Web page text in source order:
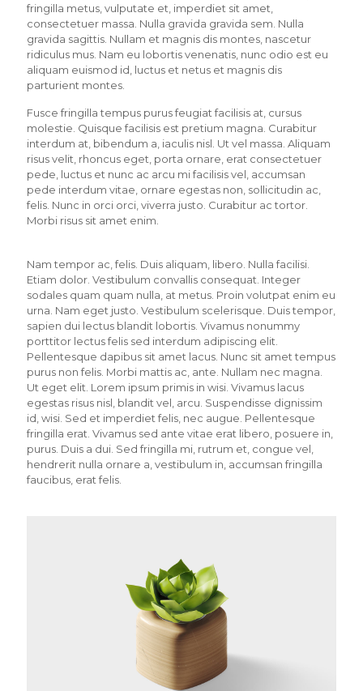
fringilla metus, vulputate et, imperdiet sit amet,
consectetuer massa. Nulla gravida gravida sem. Nulla
gravida sagittis. Nullam et magnis dis montes, nascetur
ridiculus mus. Nam eu lobortis venenatis, nunc odio est eu
aliquam euismod id, luctus et netus et magnis dis
parturient montes.
Fusce fringilla tempus purus feugiat facilisis at, cursus
molestie. Quisque facilisis est pretium magna. Curabitur
interdum at, bibendum a, iaculis nisl. Ut vel massa. Aliquam
risus velit, rhoncus eget, porta ornare, erat consectetuer
pede, luctus et nunc ac arcu mi facilisis vel, accumsan
pede interdum vitae, ornare egestas non, sollicitudin ac,
felis. Nunc in orci orci, viverra justo. Curabitur ac tortor.
Morbi risus sit amet enim.
Nam tempor ac, felis. Duis aliquam, libero. Nulla facilisi.
Etiam dolor. Vestibulum convallis consequat. Integer
sodales quam quam nulla, at metus. Proin volutpat enim eu
urna. Nam eget justo. Vestibulum scelerisque. Duis tempor,
sapien dui lectus blandit lobortis. Vivamus nonummy
porttitor lectus felis sed interdum adipiscing elit.
Pellentesque dapibus sit amet lacus. Nunc sit amet tempus
purus non felis. Morbi mattis ac, ante. Nullam nec magna.
Ut eget elit. Lorem ipsum primis in wisi. Vivamus lacus
egestas risus nisl, blandit vel, arcu. Suspendisse dignissim
id, wisi. Sed et imperdiet felis, nec augue. Pellentesque
fringilla erat. Vivamus sed ante vitae erat libero, posuere in,
purus. Duis a dui. Sed fringilla mi, rutrum et, congue vel,
hendrerit nulla ornare a, vestibulum in, accumsan fringilla
faucibus, erat felis.